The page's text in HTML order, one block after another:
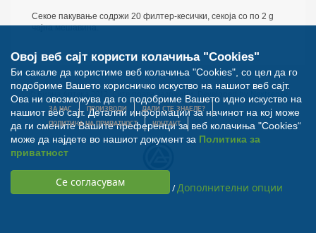
Овој веб сајт користи колачиња "Cookies"
Би сакале да користиме веб колачиња "Cookies", со цел да го
подобриме Вашето корисничко искуство на нашиот веб сајт.
Ова ни овозможува да го подобриме Вашето идно искуство на
нашиот веб сајт. Детални информации за начинот на кој може
да ги смените Вашите преференци за веб колачиња "Cookies“
може да најдете во нашиот документ за Политика за
приватност
/Дополнителни опции
Секое пакување содржи 20 филтер-кесички, секоја со по 2 g
чајна мешавина.
© Билна Аптека 2012. Сите права задржани. Developed by Nextsense
ЗА НАС ПРОИЗВОДИ
ДАЛИ СТЕ ЗНАЕЛЕ?
ПОЛИТИКА НА ПРИВАТНОСТ
КОНТАКТ